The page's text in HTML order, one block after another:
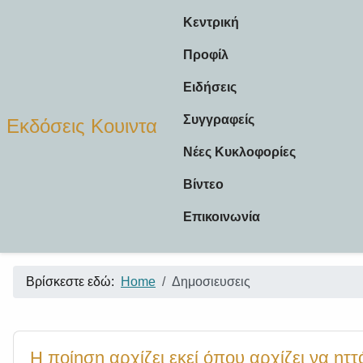
Εκδόσεις Κουιντα
Κεντρική
Προφίλ
Ειδήσεις
Συγγραφείς
Νέες Κυκλοφορίες
Βίντεο
Επικοινωνία
Βρίσκεστε εδώ: Home Δημοσιευσεις
Η ποίηση αρχίζει εκεί όπου αρχίζει να